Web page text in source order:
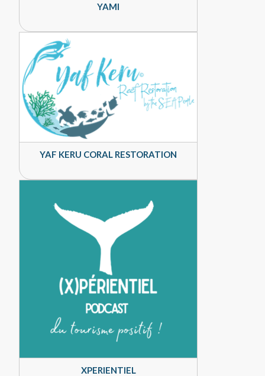
YAMI
YAF KERU CORAL RESTORATION
XPERIENTIEL